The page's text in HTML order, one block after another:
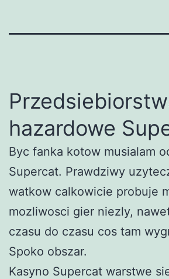
hazardowe
Byc fanka kotow musialam
Supercat. Prawdziwy
watkow calkowicie probuje
mozliwosci gier niezly,
czasu do czasu cos tam
Spoko obszar.
Kasyno Supercat warstwe